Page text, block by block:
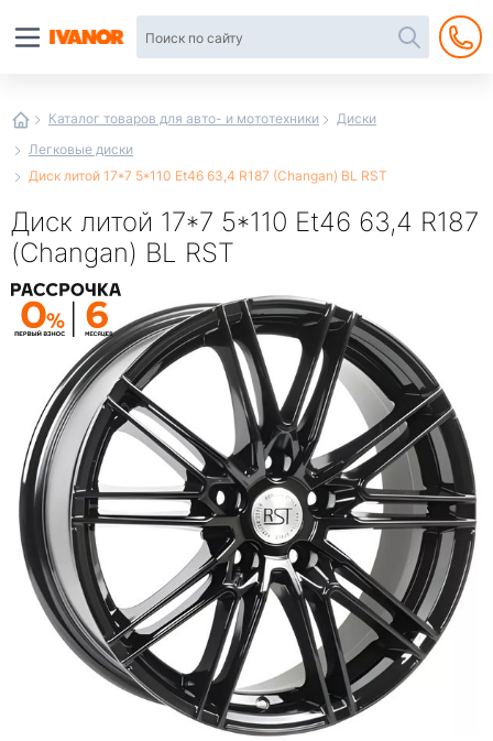
Каталог товаров для авто- и мототехники
Диски
Легковые диски
Диск литой 17*7 5*110 Et46 63,4 R187 (Changan) BL RST
Диск литой 17*7 5*110 Et46 63,4 R187
(Changan) BL RST
интернет-